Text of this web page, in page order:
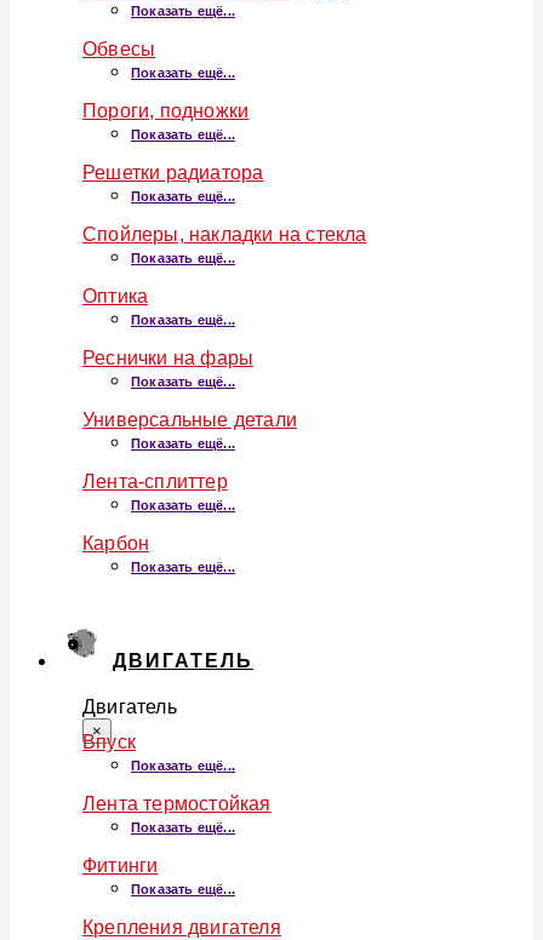
Показать ещё...
Обвесы
Показать ещё...
Пороги, подножки
Показать ещё...
Решетки радиатора
Показать ещё...
Спойлеры, накладки на стекла
Показать ещё...
Оптика
Показать ещё...
Реснички на фары
Показать ещё...
Универсальные детали
Показать ещё...
Лента-сплиттер
Показать ещё...
Карбон
Показать ещё...
ДВИГАТЕЛЬ
Двигатель
×
Впуск
Показать ещё...
Лента термостойкая
Показать ещё...
Фитинги
Показать ещё...
Крепления двигателя